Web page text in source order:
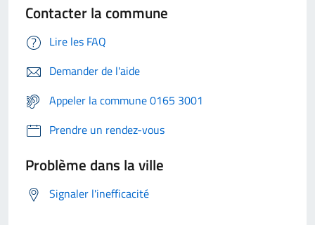
Contacter la commune
Lire les FAQ
Demander de l'aide
Appeler la commune 0165 3001
Prendre un rendez-vous
Problème dans la ville
Signaler l'inefficacité